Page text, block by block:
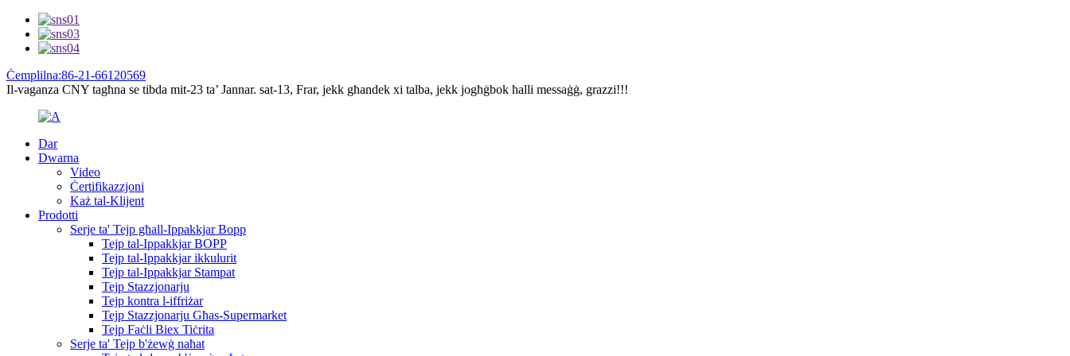
Ċemplilna:86-21-66120569
Il-vaganza CNY tagħna se tibda mit-23 ta’ Jannar. sat-13, Frar, jekk għandek xi talba, jekk jogħġbok ħalli messaġġ, grazzi!!!
Dar
Dwarna
Video
Ċertifikazzjoni
Każ tal-Klijent
Prodotti
Serje ta' Tejp għall-Ippakkjar Bopp
Tejp tal-Ippakkjar BOPP
Tejp tal-Ippakkjar ikkulurit
Tejp tal-Ippakkjar Stampat
Tejp Stazzjonarju
Tejp kontra l-iffriżar
Tejp Stazzjonarju Għas-Supermarket
Tejp Faċli Biex Tiċrita
Serje ta' Tejp b'żewġ naħat